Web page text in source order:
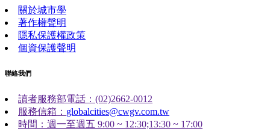
關於城市學
著作權聲明
隱私保護權政策
個資保護聲明
聯絡我們
讀者服務部電話：(02)2662-0012
服務信箱： globalcities@cwgv.com.tw
時間：週一至週五 9:00 ~ 12:30;13:30 ~ 17:00